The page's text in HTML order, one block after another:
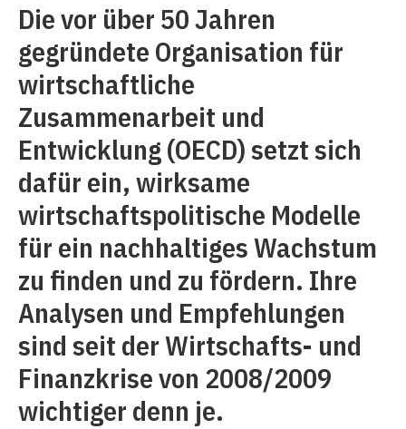
Die vor über 50 Jahren
gegründete Organisation für
wirtschaftliche
Zusammenarbeit und
Entwicklung (OECD) setzt sich
dafür ein, wirksame
wirtschaftspolitische Modelle
für ein nachhaltiges Wachstum
zu finden und zu fördern. Ihre
Analysen und Empfehlungen
sind seit der Wirtschafts- und
Finanzkrise von 2008/2009
wichtiger denn je.